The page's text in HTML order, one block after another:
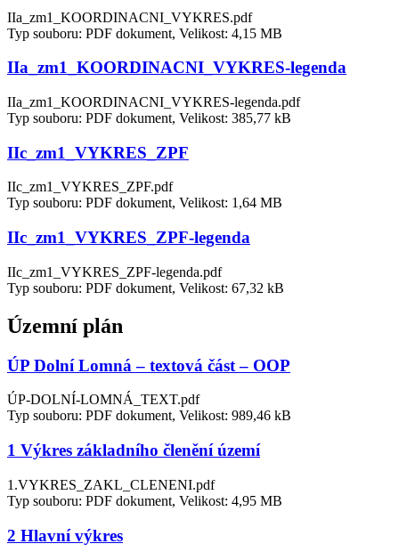
IIa_zm1_KOORDINACNI_VYKRES.pdf
Typ souboru: PDF dokument, Velikost: 4,15 MB
IIa_zm1_KOORDINACNI_VYKRES-legenda
IIa_zm1_KOORDINACNI_VYKRES-legenda.pdf
Typ souboru: PDF dokument, Velikost: 385,77 kB
IIc_zm1_VYKRES_ZPF
IIc_zm1_VYKRES_ZPF.pdf
Typ souboru: PDF dokument, Velikost: 1,64 MB
IIc_zm1_VYKRES_ZPF-legenda
IIc_zm1_VYKRES_ZPF-legenda.pdf
Typ souboru: PDF dokument, Velikost: 67,32 kB
Územní plán
ÚP Dolní Lomná – textová část – OOP
ÚP-DOLNÍ-LOMNÁ_TEXT.pdf
Typ souboru: PDF dokument, Velikost: 989,46 kB
1 Výkres základního členění území
1.VYKRES_ZAKL_CLENENI.pdf
Typ souboru: PDF dokument, Velikost: 4,95 MB
2 Hlavní výkres